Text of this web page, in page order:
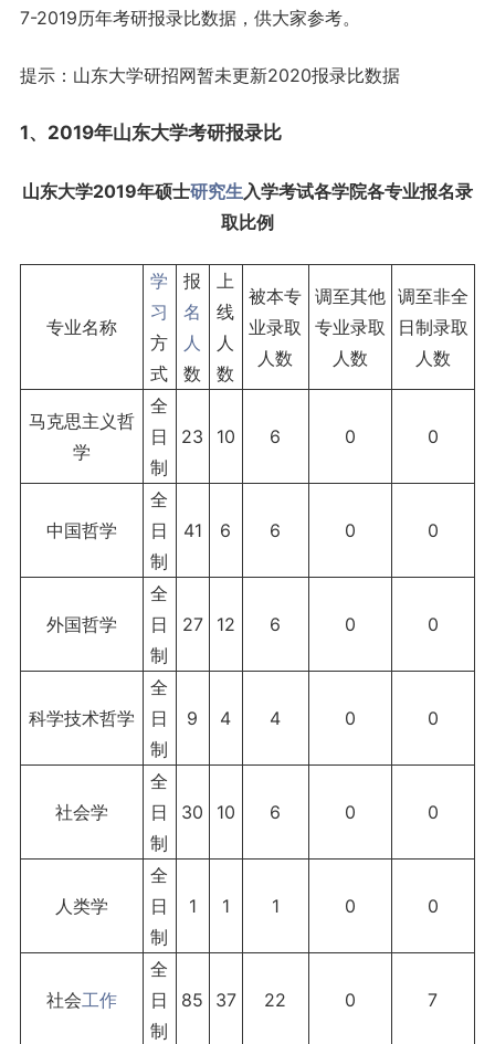
7-2019历年考研报录比数据，供大家参考。
提示：山东大学研招网暂未更新2020报录比数据
1、2019年山东大学考研报录比
山东大学2019年硕士研究生入学考试各学院各专业报名录
取比例
专业名称
学
习
方
式
报
名
人
数
上
线
人
数
被本专
业录取
人数
调至其他
专业录取
人数
调至非全
日制录取
人数
马克思主义哲
学
全
日
制
23 10 6 0 0
中国哲学
全
日
制
41 6 6 0 0
外国哲学
全
日
制
27 12 6 0 0
科学技术哲学
全
日
制
9 4 4 0 0
社会学
全
日
制
30 10 6 0 0
人类学
全
日
制
1 1 1 0 0
社会工作
全
日
制
85 37 22 0 7